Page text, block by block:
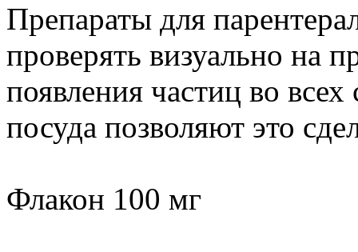
Препараты для
проверять визуально на
появления частиц во всех
посуда позволяют это
Флакон 100 мг